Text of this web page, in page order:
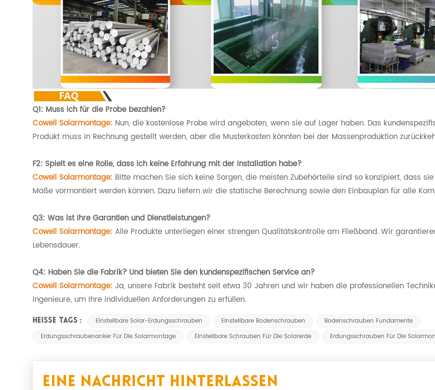
Q1: Muss ich für die Probe bezahlen?
Cowell Solarmontage: Nun, die kostenlose Probe wird angeboten, wenn sie auf Lager haben. Das
Produkt muss in Rechnung gestellt werden, aber die Musterkosten könnten bei der Massenproduktion
F2: Spielt es eine Rolle, dass ich keine Erfahrung mit der Installation habe?
Cowell Solarmontage: Bitte machen Sie sich keine Sorgen, die meisten Zubehörteile sind so konzipiert, dass
Maße vormontiert werden können. Dazu liefern wir die statische Berechnung sowie den Einbauplan für alle
Q3: Was ist Ihre Garantien und Dienstleistungen?
Cowell Solarmontage:Alle Produkte unterliegen einer strengen Qualitätskontrolle am Fließband. Wir
Lebensdauer.
Q4: Haben Sie die Fabrik? Und bieten Sie den kundenspezifischen Service an?
Cowell Solarmontage:Ja, unsere Fabrik besteht seit etwa 30 Jahren und wir haben die professionellen
Ingenieure, um Ihre individuellen Anforderungen zu erfüllen.
HEISSE TAGS : Einstellbare Solar-Erdungsschrauben Einstellbare Bodenschrauben
Bodenschrauben Fundamente
Erdungsschraubenanker Für Die Solarmontage
Einstellbare Schrauben Für Die Solarerde Erdungsschrauben Für Die
Eine Nachricht Hinterlassen